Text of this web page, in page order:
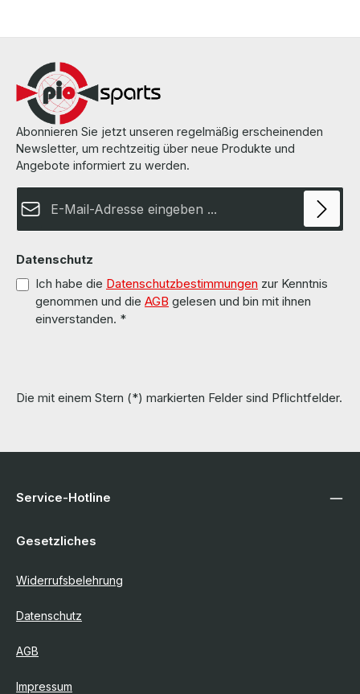
Abonnieren Sie jetzt unseren regelmäßig erscheinenden
Newsletter, um rechtzeitig über neue Produkte und
Angebote informiert zu werden.
Datenschutz
Ich habe die Datenschutzbestimmungen zur Kenntnis
genommen und die AGB gelesen und bin mit ihnen
einverstanden. *
Die mit einem Stern (*) markierten Felder sind Pflichtfelder.
Service-Hotline
Gesetzliches
Widerrufsbelehrung
Datenschutz
AGB
Impressum